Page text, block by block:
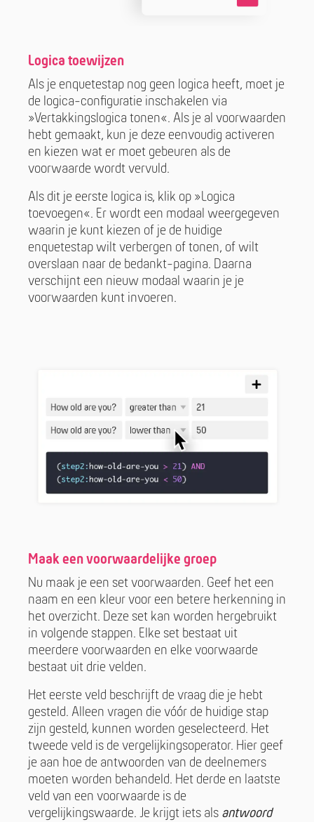
Logica toewijzen
Als je enquetestap nog geen logica heeft, moet je
de logica-configuratie inschakelen via
»Vertakkingslogica tonen«. Als je al voorwaarden
hebt gemaakt, kun je deze eenvoudig activeren
en kiezen wat er moet gebeuren als de
voorwaarde wordt vervuld.
Als dit je eerste logica is, klik op »Logica
toevoegen«. Er wordt een modaal weergegeven
waarin je kunt kiezen of je de huidige
enquetestap wilt verbergen of tonen, of wilt
overslaan naar de bedankt-pagina. Daarna
verschijnt een nieuw modaal waarin je je
voorwaarden kunt invoeren.
Maak een voorwaardelijke groep
Nu maak je een set voorwaarden. Geef het een
naam en een kleur voor een betere herkenning in
het overzicht. Deze set kan worden hergebruikt
in volgende stappen. Elke set bestaat uit
meerdere voorwaarden en elke voorwaarde
bestaat uit drie velden.
Het eerste veld beschrijft de vraag die je hebt
gesteld. Alleen vragen die vóór de huidige stap
zijn gesteld, kunnen worden geselecteerd. Het
tweede veld is de vergelijkingsoperator. Hier geef
je aan hoe de antwoorden van de deelnemers
moeten worden behandeld. Het derde en laatste
veld van een voorwaarde is de
vergelijkingswaarde. Je krijgt iets als antwoord